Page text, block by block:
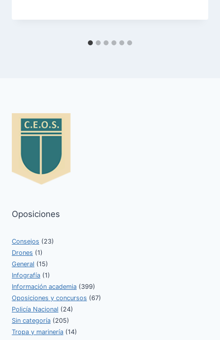
Oposiciones
Consejos (23)
Drones (1)
General (15)
Infografía (1)
Información academia (399)
Oposiciones y concursos (67)
Policía Nacional (24)
Sin categoría (205)
Tropa y marinería (14)